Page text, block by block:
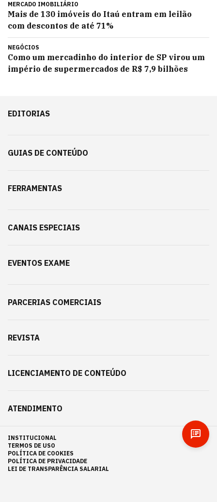
MERCADO IMOBILIÁRIO
Mais de 130 imóveis do Itaú entram em leilão
com descontos de até 71%
NEGÓCIOS
Como um mercadinho do interior de SP virou um
império de supermercados de R$ 7,9 bilhões
EDITORIAS
GUIAS DE CONTEÚDO
FERRAMENTAS
CANAIS ESPECIAIS
EVENTOS EXAME
PARCERIAS COMERCIAIS
REVISTA
LICENCIAMENTO DE CONTEÚDO
ATENDIMENTO
INSTITUCIONAL
TERMOS DE USO
POLÍTICA DE COOKIES
POLÍTICA DE PRIVACIDADE
LEI DE TRANSPARÊNCIA SALARIAL